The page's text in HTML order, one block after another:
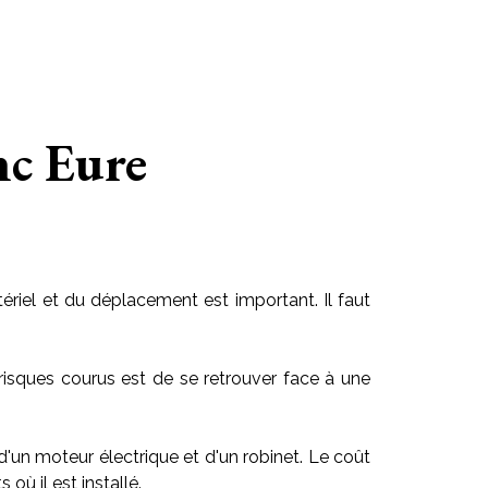
Eure
et du déplacement est important. Il faut
courus est de se retrouver face à une
moteur électrique et d'un robinet. Le coût
où il est installé.